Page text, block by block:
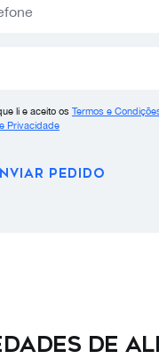
li e aceito os Termos e
Privacidade
PEDIDO
de